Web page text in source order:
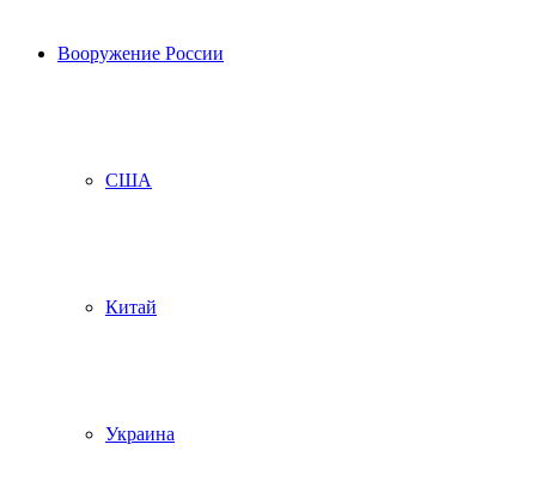
Вооружение России
США
Китай
Украина